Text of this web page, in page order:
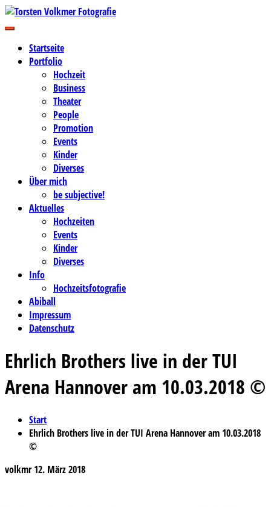
Zum
Inhalt
Torsten Volkmer Fotografie
Business-, Portrait- und Hochzeitsfotografie
Startseite
Portfolio
Hochzeit
Business
Theater
People
Promotion
Events
Kinder
Diverses
Über mich
be subjective!
Aktuelles
Hochzeiten
Events
Kinder
Diverses
Info
Hochzeitsfotografie
Abiball
Impressum
Datenschutz
Ehrlich Brothers live in der TUI
Arena Hannover am 10.03.2018 ©
Start
Ehrlich Brothers live in der TUI Arena Hannover am 10.03.2018
©
volkmr 12. März 2018